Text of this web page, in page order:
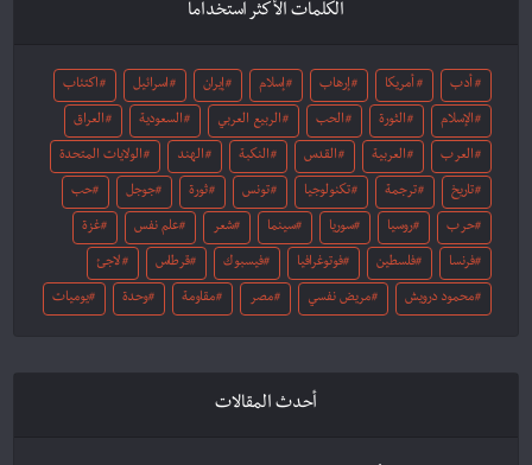
الكلمات الأكثر استخداما
أدب أمريكا إرهاب إسلام إيران اسرائيل اكتئاب
الإسلام الثورة الحب الربيع العربي السعودية العراق
العرب العربية القدس النكبة الهند الولايات المتحدة
تاريخ ترجمة تكنولوجيا تونس ثورة جوجل حب
حرب روسيا سوريا سينما شعر علم نفس غزة
فرنسا فلسطين فوتوغرافيا فيسبوك قرطاس لاجئ
محمود درويش مريض نفسي مصر مقاومة وحدة يوميات
أحدث المقالات